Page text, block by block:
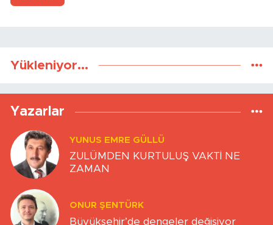
Yükleniyor...
Yazarlar
YUNUS EMRE GÜLLÜ
ZULÜMDEN KURTULUŞ VAKTİ NE
ZAMAN
ONUR ŞENTÜRK
Büyükşehir’de dengeler değişiyor